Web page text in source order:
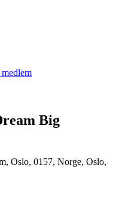
Big
Oslo, 0157, Norge, Oslo,